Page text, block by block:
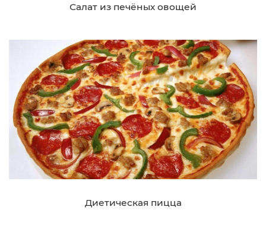
Салат из печёных овощей
Диетическая пицца